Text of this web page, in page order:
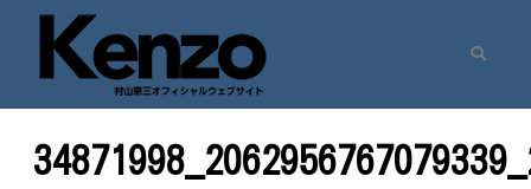
七転八起 – 村山憲三 Official Site
村山憲三ウェブサイト